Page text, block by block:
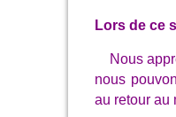
Lors de ce
Nous
nous
au retour au